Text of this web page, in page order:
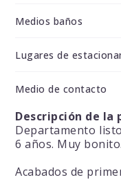
Medios baños
Lugares de
Medio de contacto
Descripción de la
Departamento
6 años. Muy bonito.
Acabados de